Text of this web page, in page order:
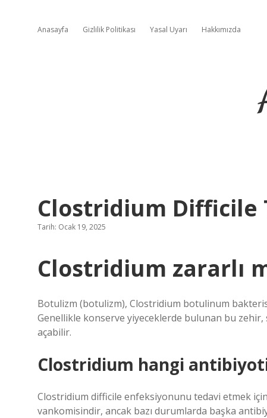
Anasayfa Gizlilik Politikası Yasal Uyarı Hakkımızda
Clostridium Difficile
Tarih: Ocak 19, 2025
Clostridium zararlı
Botulizm (botulizm), Clostridium botulinum
Genellikle konserve yiyeceklerde bulunan bu
açabilir.
Clostridium hangi
Clostridium difficile enfeksiyonunu tedavi etmek
vankomisindir, ancak bazı durumlarda başka